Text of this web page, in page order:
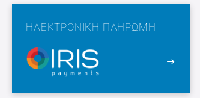
ΗΛΕΚΤΡΟΝΙΚΉ ΠΛΗΡΩΜΉ